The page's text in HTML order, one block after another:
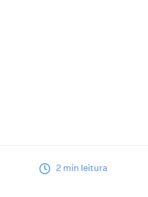
2 min leitura